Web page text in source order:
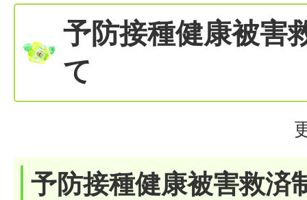
予防接種健康被害
て
予防接種健康被害救済